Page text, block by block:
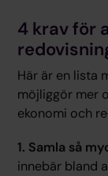
4 krav för
Här är en lista
möjliggör mer
ekonomi och
1. Samla så
innebär bland